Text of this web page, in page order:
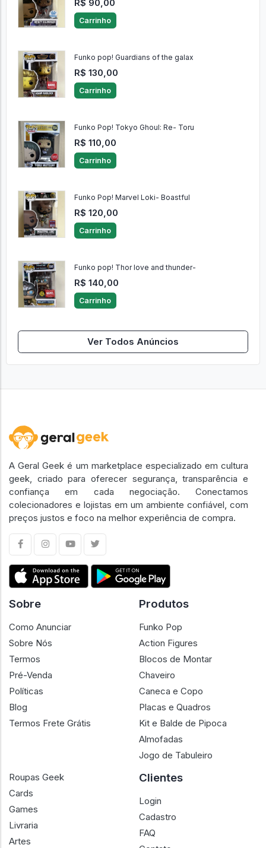
R$ 90,00
Carrinho
Funko pop! Guardians of the galax
R$ 130,00
Carrinho
Funko Pop! Tokyo Ghoul: Re- Toru
R$ 110,00
Carrinho
Funko Pop! Marvel Loki- Boastful
R$ 120,00
Carrinho
Funko pop! Thor love and thunder-
R$ 140,00
Carrinho
Ver Todos Anúncios
A Geral Geek é um marketplace especializado em cultura
geek, criado para oferecer segurança, transparência e
confiança em cada negociação. Conectamos
colecionadores e lojistas em um ambiente confiável, com
preços justos e foco na melhor experiência de compra.
Sobre
Como Anunciar
Sobre Nós
Termos
Pré-Venda
Políticas
Blog
Termos Frete Grátis
Produtos
Funko Pop
Action Figures
Blocos de Montar
Chaveiro
Caneca e Copo
Placas e Quadros
Kit e Balde de Pipoca
Almofadas
Jogo de Tabuleiro
Roupas Geek
Cards
Games
Livraria
Artes
Clientes
Login
Cadastro
FAQ